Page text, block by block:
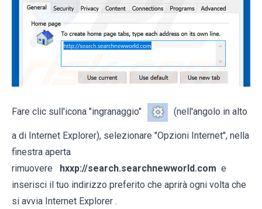
Fare clic sull'icona "ingranaggio" (nell'angolo in alto
a di Internet Explorer), selezionare "Opzioni Internet", nella
finestra aperta
rimuovere hxxp://search.searchnewworld.com e
inserisci il tuo indirizzo preferito che aprirà ogni volta che
si avvia Internet Explorer .